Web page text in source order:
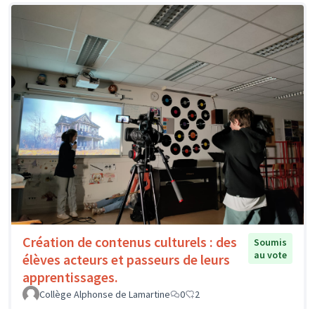
Création de contenus culturels : des
élèves acteurs et passeurs de leurs
apprentissages.
Soumis
au vote
Collège Alphonse de Lamartine 0 2